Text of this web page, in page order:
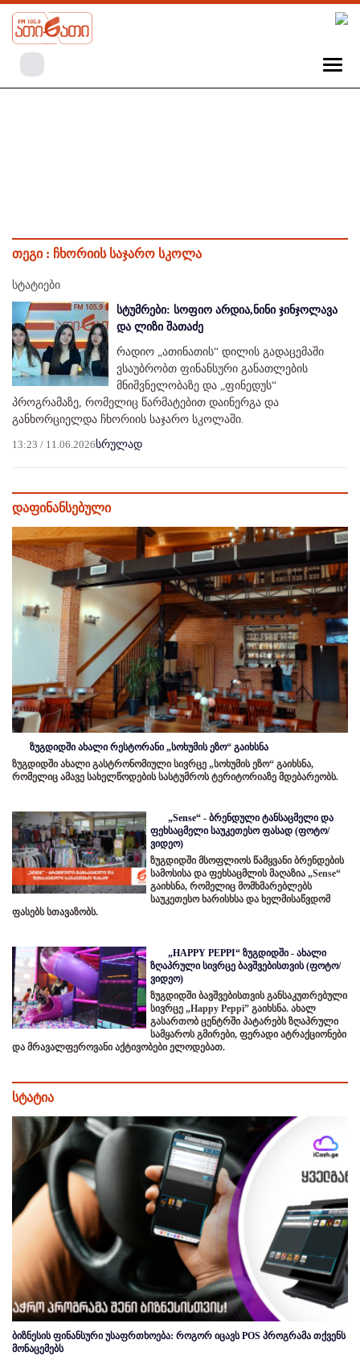
თეგი : ჩხორიის საჯარო სკოლა
სტატიები
სტუმრები: სოფიო არდია,ნინი ჯინჯოლავა
და ლიზი შათაძე
რადიო „ათინათის“ დილის გადაცემაში
ვსაუბრობთ ფინანსური განათლების
მნიშვნელობაზე და „ფინედუს“
პროგრამაზე, რომელიც წარმატებით დაინერგა და
განხორციელდა ჩხორიის საჯარო სკოლაში.
13:23 / 11.06.2026სრულად
დაფინანსებული
ზუგდიდში ახალი რესტორანი „სოხუმის ეზო“ გაიხსნა
ზუგდიდში ახალი გასტრონომიული სივრცე „სოხუმის ეზო“ გაიხსნა,
რომელიც ამავე სახელწოდების სასტუმროს ტერიტორიაზე მდებარეობს.
„Sense“ - ბრენდული ტანსაცმელი და
ფეხსაცმელი საუკეთესო ფასად (ფოტო/
ვიდეო)
ზუგდიდში მსოფლიოს წამყვანი ბრენდების
სამოსისა და ფეხსაცმლის მაღაზია „Sense“
გაიხსნა, რომელიც მომხმარებლებს
საუკეთესო ხარისხსა და ხელმისაწვდომ
ფასებს სთავაზობს.
„HAPPY PEPPI“ ზუგდიდში - ახალი
ზღაპრული სივრცე ბავშვებისთვის (ფოტო/
ვიდეო)
ზუგდიდში ბავშვებისთვის განსაკუთრებული
სივრცე „Happy Peppi” გაიხსნა. ახალ
გასართობ ცენტრში პატარებს ზღაპრული
სამყაროს გმირები, ფერადი ატრაქციონები
და მრავალფეროვანი აქტივობები ელოდებათ.
სტატია
ბიზნესის ფინანსური უსაფრთხოება: როგორ იცავს POS პროგრამა თქვენს
მონაცემებს